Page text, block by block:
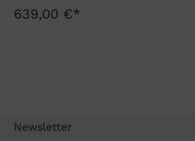
639,00 €*
Newsletter